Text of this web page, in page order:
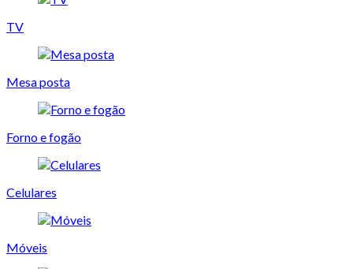
TV
Mesa posta
Forno e fogão
Celulares
Móveis